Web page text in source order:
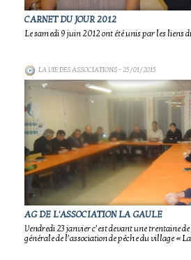
CARNET DU JOUR 2012
Le samedi 9 juin 2012 ont été unis par les liens
LA VIE DES ASSOCIATIONS- 25/01/2015
AG DE L'ASSOCIATION LA GAULE
Vendredi 23 janvier c’est devant une trentaine
générale de l’association de pêche du village «